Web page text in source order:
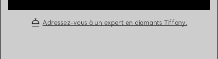
Adressez-vous à un expert en diamants Tiffany.